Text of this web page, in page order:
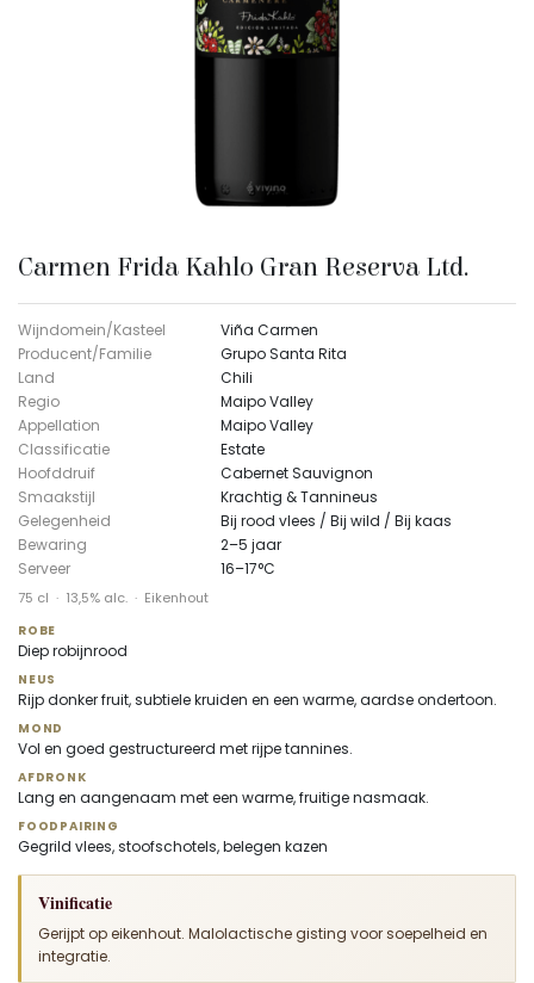
Carmen Frida Kahlo Gran Reserva Ltd.
Wijndomein/Kasteel
Viña Carmen
Producent/Familie
Grupo Santa Rita
Land
Chili
Regio
Maipo Valley
Appellation
Maipo Valley
Classificatie
Estate
Hoofddruif
Cabernet Sauvignon
Smaakstijl
Krachtig & Tannineus
Gelegenheid
Bij rood vlees / Bij wild / Bij kaas
Bewaring
2–5 jaar
Serveer
16–17°C
75 cl · 13,5% alc. · Eikenhout
ROBE
Diep robijnrood
NEUS
Rijp donker fruit, subtiele kruiden en een warme, aardse ondertoon.
MOND
Vol en goed gestructureerd met rijpe tannines.
AFDRONK
Lang en aangenaam met een warme, fruitige nasmaak.
FOODPAIRING
Gegrild vlees, stoofschotels, belegen kazen
Vinificatie
Gerijpt op eikenhout. Malolactische gisting voor soepelheid en
integratie.